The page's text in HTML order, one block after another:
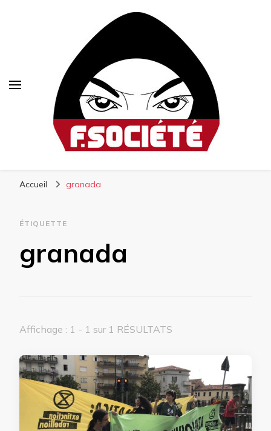
Accueil granada
ÉTIQUETTE
granada
Affichage : 1 - 1 sur 1 RÉSULTATS